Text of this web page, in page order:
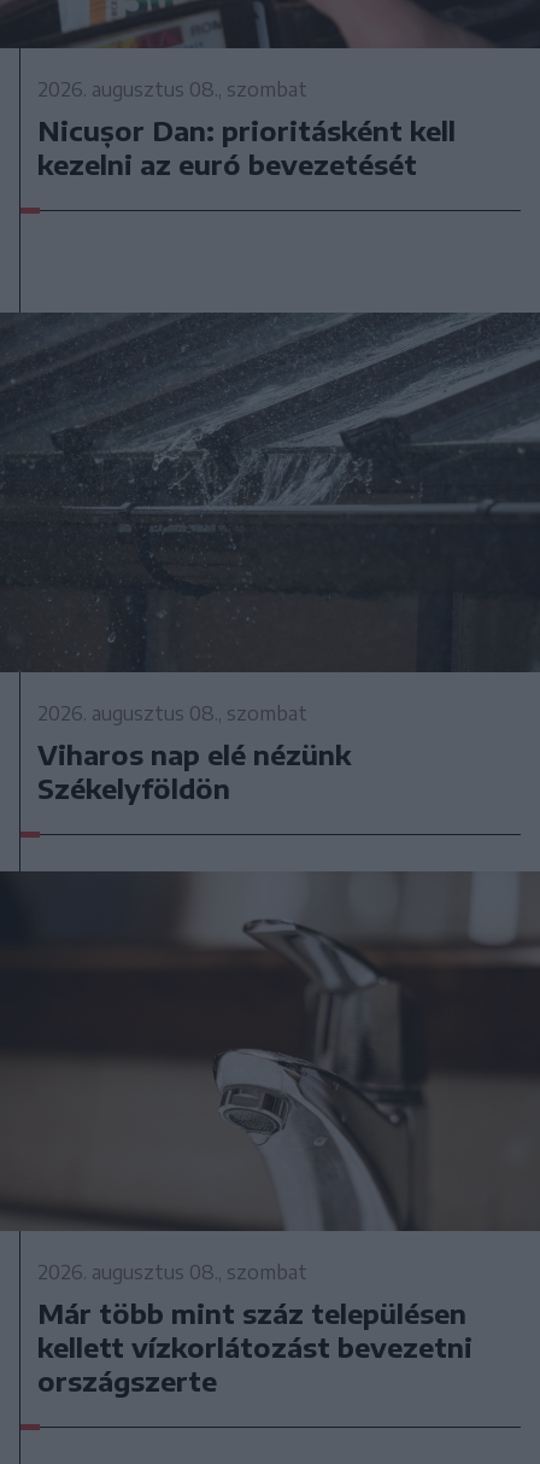
2026. augusztus 08., szombat
Nicușor Dan: prioritásként kell
kezelni az euró bevezetését
2026. augusztus 08., szombat
Viharos nap elé nézünk
Székelyföldön
2026. augusztus 08., szombat
Már több mint száz településen
kellett vízkorlátozást bevezetni
országszerte